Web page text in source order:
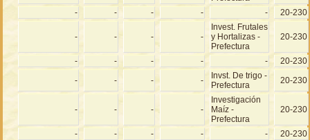
- - - - - 20-230
- - - -
Invest. Frutales
y Hortalizas -
Prefectura
20-230
- - - - -
20-230
-
- - -
Invst. De trigo -
Prefectura
20-230
- - - -
Investigación
Maíz -
Prefectura
20-230
- - - - - 20-230